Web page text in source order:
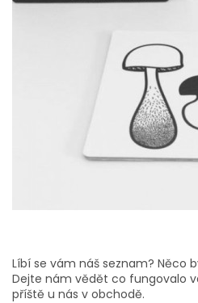
Líbí se vám náš seznam? Něco
Dejte nám vědět co fungovalo
příště u nás v obchodě.